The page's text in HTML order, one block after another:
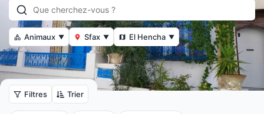
Animaux ▼ Sfax ▼ El Hencha ▼
Filtres Trier